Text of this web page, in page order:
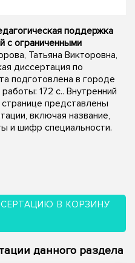
поддержка
с ограниченными
Татьяна Викторовна,
диссертация по
подготовлена в городе
172 с.. Внутренний
представлены
включая название,
и шифр специальности.
В КОРЗИНУ
данного раздела